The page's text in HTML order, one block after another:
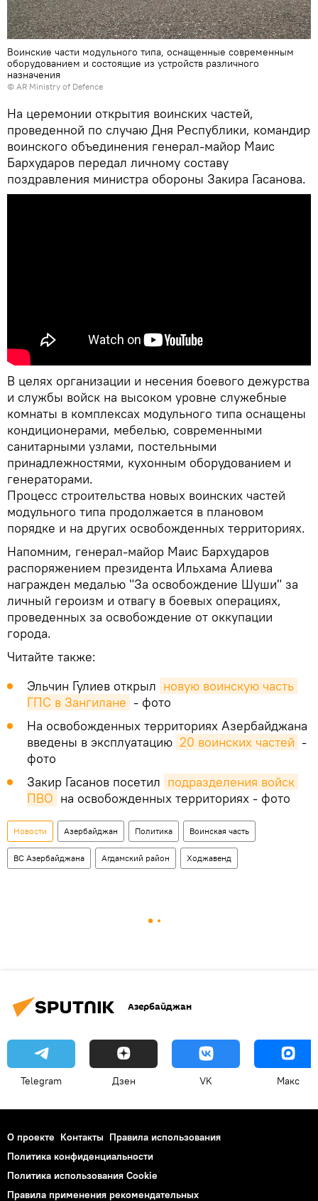
Воинские части модульного типа, оснащенные современным
оборудованием и состоящие из устройств различного
назначения
© AR Ministry of Defence
На церемонии открытия воинских частей,
проведенной по случаю Дня Республики, командир
воинского объединения генерал-майор Маис
Бархударов передал личному составу
поздравления министра обороны Закира Гасанова.
В целях организации и несения боевого дежурства
и службы войск на высоком уровне служебные
комнаты в комплексах модульного типа оснащены
кондиционерами, мебелью, современными
санитарными узлами, постельными
принадлежностями, кухонным оборудованием и
генераторами.
Процесс строительства новых воинских частей
модульного типа продолжается в плановом
порядке и на других освобожденных территориях.
Напомним, генерал-майор Маис Бархударов
распоряжением президента Ильхама Алиева
награжден медалью "За освобождение Шуши" за
личный героизм и отвагу в боевых операциях,
проведенных за освобождение от оккупации
города.
Читайте также:
Эльчин Гулиев открыл новую воинскую часть
ГПС в Зангилане - фото
На освобожденных территориях Азербайджана
введены в эксплуатацию 20 воинских частей -
фото
Закир Гасанов посетил подразделения войск
ПВО на освобожденных территориях - фото
Новости Азербайджан Политика Воинская часть
ВС Азербайджана Агдамский район Ходжавенд
Азербайджан
Telegram Дзен VK Макс
О проекте Контакты Правила использования
Политика конфиденциальности
Политика использования Cookie
Правила применения рекомендательных